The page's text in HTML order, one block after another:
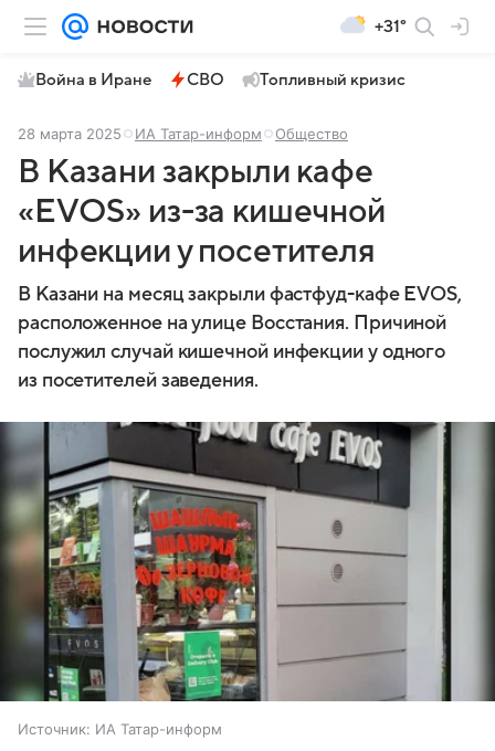
+31°
Война в Иране СВО Топливный кризис
28 марта 2025 ИА Татар-информ Общество
В Казани закрыли кафе
«EVOS» из-за кишечной
инфекции у посетителя
В Казани на месяц закрыли фастфуд-кафе EVOS,
расположенное на улице Восстания. Причиной
послужил случай кишечной инфекции у одного
из посетителей заведения.
Источник: ИА Татар-информ